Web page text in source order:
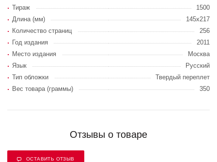
Тираж
1500
Длина (мм)
145х217
Количество страниц
256
Год издания
2011
Место издания
Москва
Язык
Русский
Тип обложки
Твердый переплет
Вес товара (граммы)
350
Отзывы о товаре
ОСТАВИТЬ ОТЗЫВ